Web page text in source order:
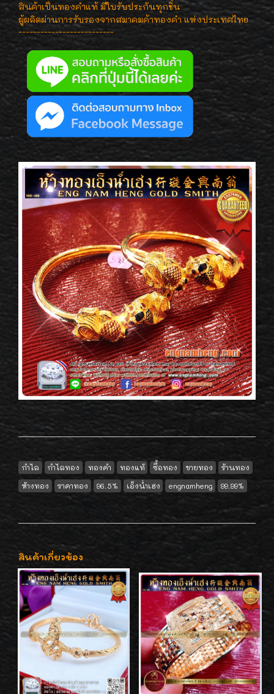
สินค้าเป็นทองคำแท้ มีใบรับประกันทุกชิ้น
ผู้ผลิตผ่านการรับรองจากสมาคมค้าทองคำ แห่งประเทศไทย
--------------------------
กำไล กำไลทอง ทองคำ ทองแท้ ซื้อทอง ขายทอง
ร้านทอง
ห้างทอง
ราคาทอง 96.5% เอ็งน่ำเฮง engnamheng 99.99%
สินค้าเกี่ยวข้อง